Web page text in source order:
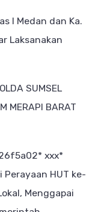
I Medan dan Ka.
Laksanakan
SUMSEL
MERAPI BARAT
ххх*
Perayaan HUT ke-
Menggapai